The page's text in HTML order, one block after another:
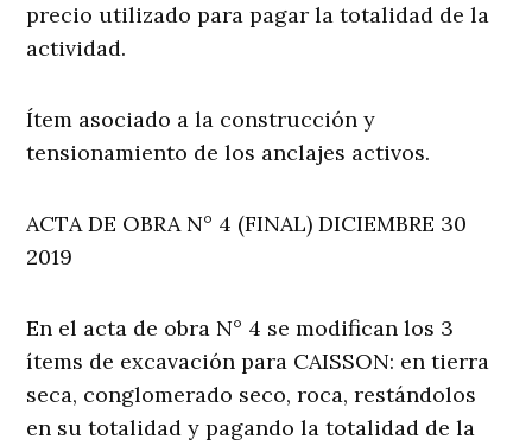
precio utilizado para pagar la totalidad de la
actividad.
Ítem asociado a la construcción y
tensionamiento de los anclajes activos.
ACTA DE OBRA N° 4 (FINAL) DICIEMBRE 30
2019
En el acta de obra N° 4 se modifican los 3
ítems de excavación para CAISSON: en tierra
seca, conglomerado seco, roca, restándolos
en su totalidad y pagando la totalidad de la